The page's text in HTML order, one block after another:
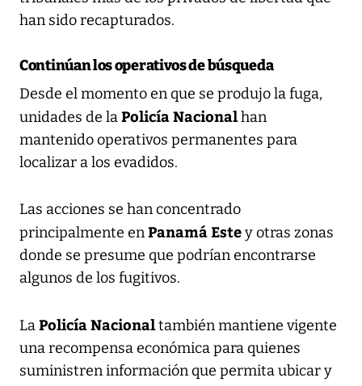
han sido recapturados.
Continúan los operativos de búsqueda
Desde el momento en que se produjo la fuga,
unidades de laPolicía Nacionalhan
mantenido operativos permanentes para
localizar a los evadidos.
Las acciones se han concentrado
principalmente enPanamá Estey otras zonas
donde se presume que podrían encontrarse
algunos de los fugitivos.
LaPolicía Nacionaltambién mantiene vigente
una recompensa económica para quienes
suministren información que permita ubicar y